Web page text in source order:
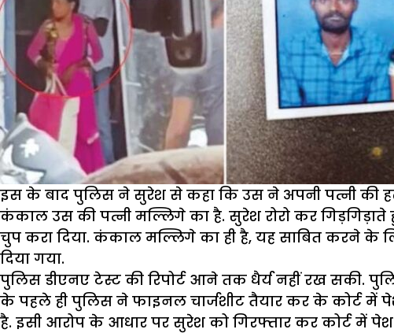
इस के बाद पुलिस ने सुरेश से कहा कि उस ने अपनी पत्नी की
कंकाल उस की पत्नी मल्लिगे का है. सुरेश रोरो कर
चुप करा दिया. कंकाल मल्लिगे का ही है, यह साबित करने के
दिया गया.
पुलिस डीएनए टेस्ट की रिपोर्ट आने तक धैर्य नहीं रख सकी.
के पहले ही पुलिस ने फाइनल चार्जशीट तैयार कर के कोर्ट
है. इसी आरोप के आधार पर सुरेश को गिरफ्तार कर कोर्ट में